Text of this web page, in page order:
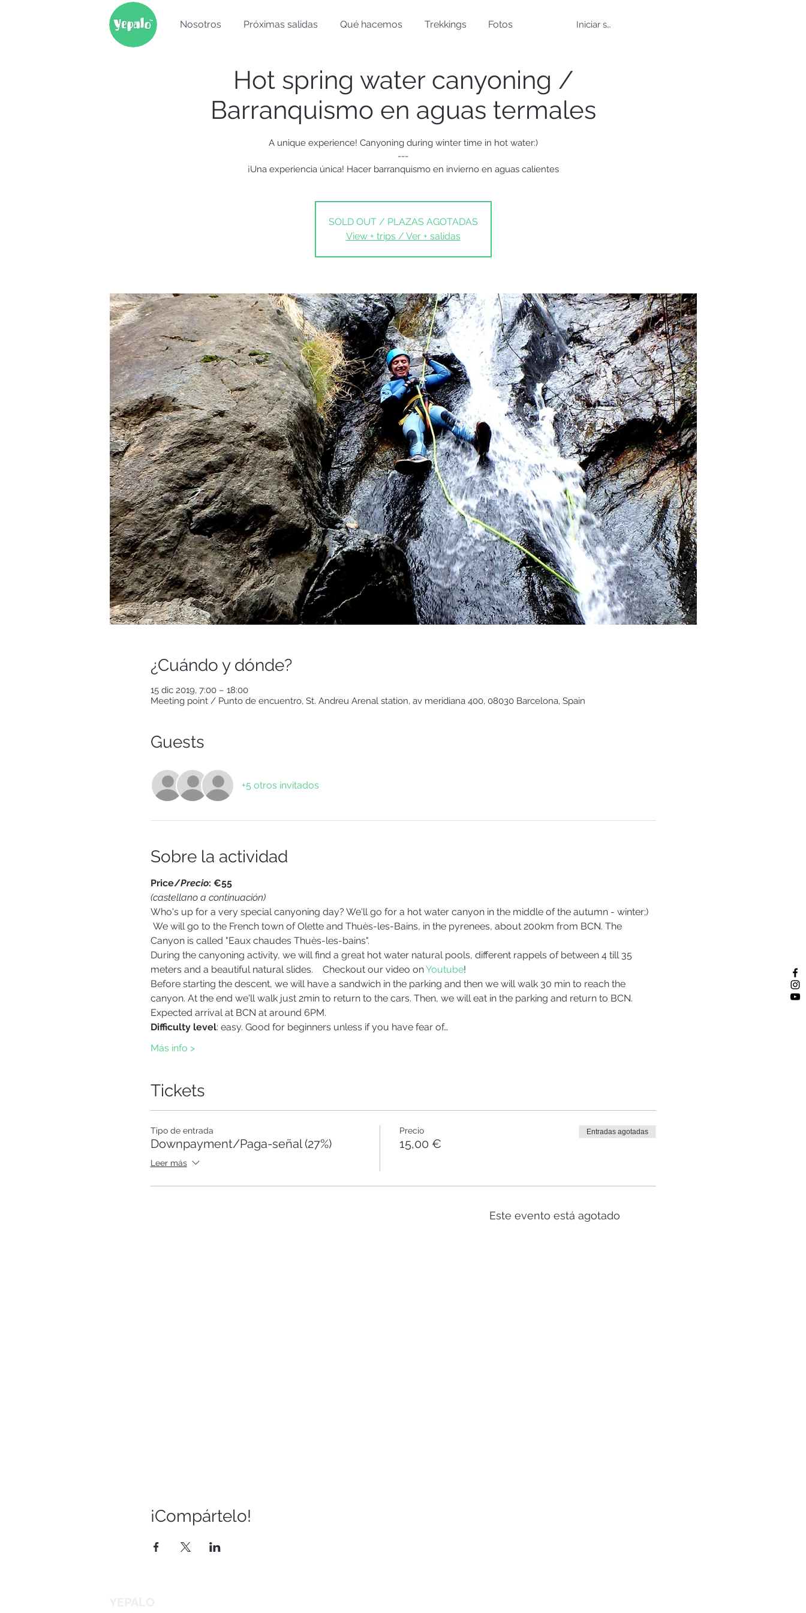
Nosotros Próximas salidas Qué hacemos Trekkings Fotos Iniciar sesión
Hot spring water canyoning /
Barranquismo en aguas termales
A unique experience! Canyoning during winter time in hot water:)
---
¡Una experiencia única! Hacer barranquismo en invierno en aguas calientes
SOLD OUT / PLAZAS AGOTADAS
View + trips / Ver + salidas
¿Cuándo y dónde?
15 dic 2019, 7:00 – 18:00
Meeting point / Punto de encuentro, St. Andreu Arenal station, av meridiana 400, 08030 Barcelona, Spain
Guests
+5 otros invitados
Sobre la actividad
Price/Precio: €55
(castellano a continuación)
Who's up for a very special canyoning day? We'll go for a hot water canyon in the middle of the autumn - winter;)
We will go to the French town of Olette and Thuès-les-Bains, in the pyrenees, about 200km from BCN. The
Canyon is called "Eaux chaudes Thuès-les-bains".
During the canyoning activity, we will find a great hot water natural pools, different rappels of between 4 till 35
meters and a beautiful natural slides.    Checkout our video on Youtube!
Before starting the descent, we will have a sandwich in the parking and then we will walk 30 min to reach the
canyon. At the end we'll walk just 2min to return to the cars. Then, we will eat in the parking and return to BCN.
Expected arrival at BCN at around 6PM.
Difficulty level: easy. Good for beginners unless if you have fear of…
Más info >
Tickets
Tipo de entrada
Downpayment/Paga-señal (27%)
Leer más
Precio
15,00 €
Entradas agotadas
Este evento está agotado
¡Compártelo!